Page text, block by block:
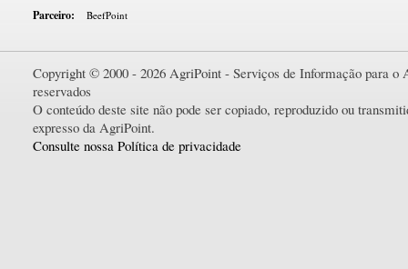
Parceiro: BeefPoint
Copyright © 2000 - 2026 AgriPoint - Serviços de Informação para o
reservados
O conteúdo deste site não pode ser copiado, reproduzido ou
expresso da AgriPoint.
Consulte nossa Política de privacidade